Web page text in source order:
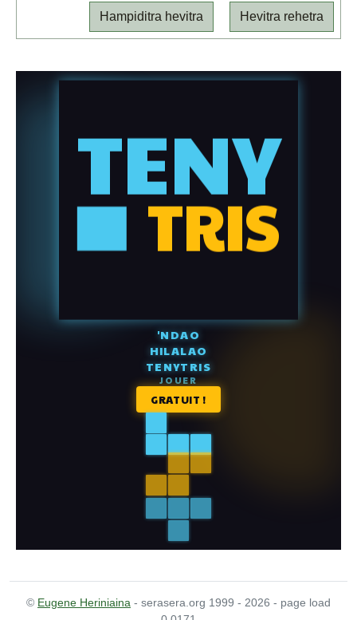
Hampiditra hevitra
Hevitra rehetra
© Eugene Heriniaina - serasera.org 1999 - 2026 - page load